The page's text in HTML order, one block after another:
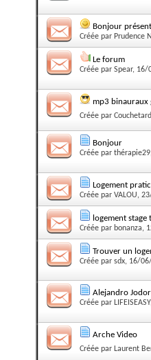
Bonjour
Créée par Prudence N
Le forum
Créée par Spear, 16/
mp3 binauraux
Créée par
Bonjour
Créée par thérapie29
Logement
Créée par VALOU,
logement
Créée par bonanza,
Trouver un
Créée par sdx, 16/
Alejandro
Créée par LIFEISEASY
Arche Video
Créée par Laurent